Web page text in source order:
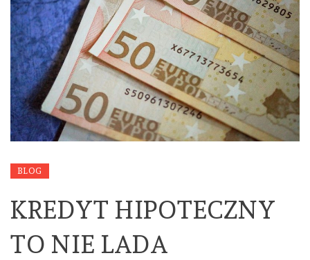
BLOG
KREDYT HIPOTECZNY
TO NIE LADA